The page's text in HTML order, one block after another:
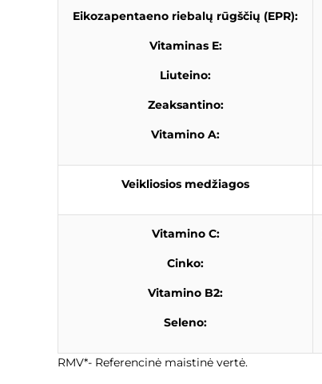
Eikozapentaeno riebalų rūgščių (EPR):
Vitaminas E:
Liuteino:
Zeaksantino:
Vitamino A:
Veikliosios medžiagos
Vitamino C:
Cinko:
Vitamino B2:
Seleno:
RMV*- Referencinė maistinė vertė.